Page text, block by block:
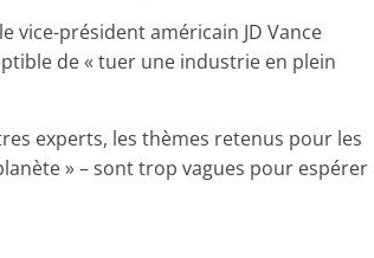
vice-président américain JD Vance
de « tuer une industrie en plein
experts, les thèmes retenus pour les
» – sont trop vagues pour espérer